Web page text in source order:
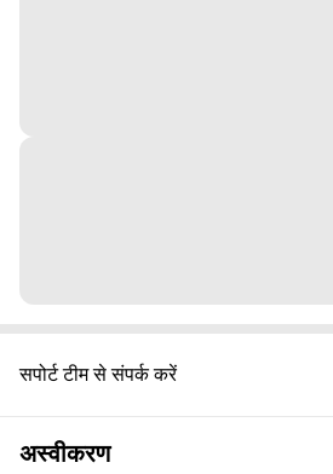
सपोर्ट टीम से संपर्क करें
अस्वीकरण